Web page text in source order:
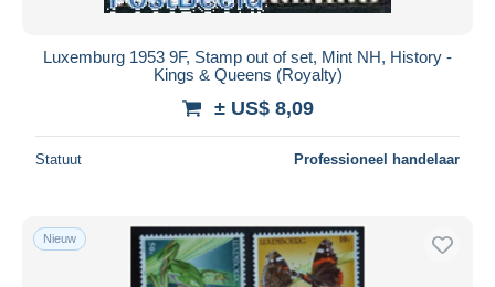
Luxemburg 1953 9F, Stamp out of set, Mint NH, History -
Kings & Queens (Royalty)
± US$ 8,09
Statuut Professioneel handelaar
Nieuw